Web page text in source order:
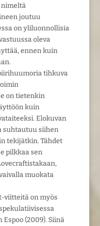
joutuu
on yliluonnollisia
oleva
ennen kuin
tihkuva
on tietenkin
kuin
Elokuvan
suhtautuu siihen
tekijätkin. Tähdet
pilkkaa sen
muokata
viitteitä on myös
(2009). Siinä